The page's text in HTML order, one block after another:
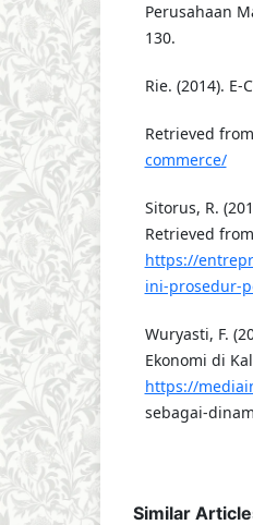
Perusahaan
130.
Rie. (2014). E-
Retrieved from
commerce/
Sitorus, R.
Retrieved from
https://
ini-prosedur-
Wuryasti, F.
Ekonomi di
https://
sebagai-
Similar